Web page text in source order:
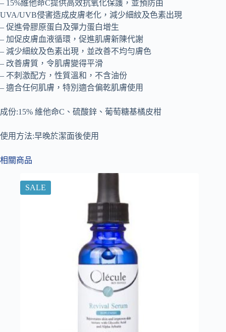
– 15%維他命C提供高效抗氧化保護，並預防由
UVA/UVB侵害造成皮膚老化，減少細紋及色素出現
– 促進骨膠原蛋白及彈力蛋白增生
– 加促皮膚血液循環，促進肌膚新陳代謝
– 減少細紋及色素出現，並改善不均勻膚色
– 改善膚質，令肌膚變得平滑
– 不刺激配方，性質溫和，不含油份
– 適合任何肌膚，特別適合偏乾肌膚使用
成份:15% 維他命C、硫酸鋅、葡萄糖基橘皮柑
使用方法:早晚於潔面後使用
相關商品
SALE